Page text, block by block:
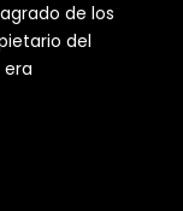
de los
del